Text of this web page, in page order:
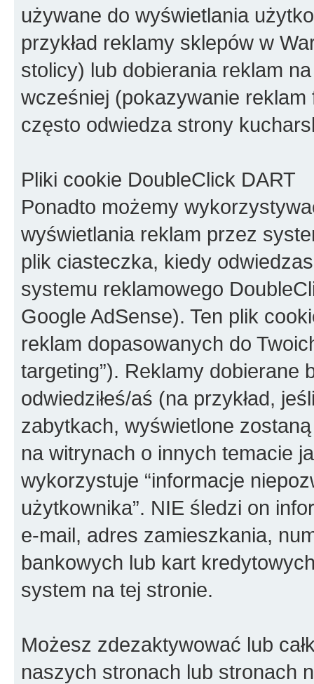
używane do wyświetlania
przykład reklamy sklepów w
stolicy) lub dobierania reklam
wcześniej (pokazywanie
często odwiedza strony
Pliki cookie DoubleClick DART
Ponadto możemy
wyświetlania reklam przez
plik ciasteczka, kiedy
systemu reklamowego
Google AdSense). Ten plik
reklam dopasowanych do
targeting”). Reklamy dobierane
odwiedziłeś/aś (na przykład,
zabytkach, wyświetlone
na witrynach o innych temacie
wykorzystuje “informacje
użytkownika”. NIE śledzi on
e-mail, adres zamieszkania,
bankowych lub kart
system na tej stronie.
Możesz zdezaktywować lub
naszych stronach lub stronach